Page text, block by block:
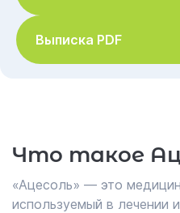
Выписка PDF
Что такое
«Ацесоль» — это
используемый в лечении